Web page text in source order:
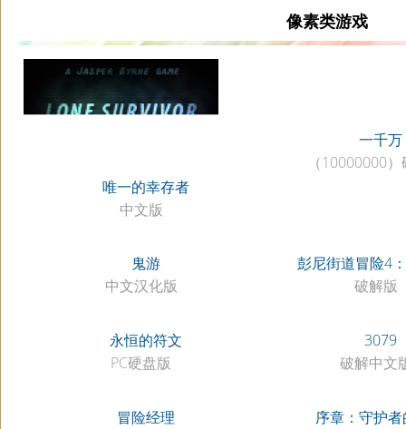
像素类游戏
唯一的幸存者
中文版
一千万
（10000000
鬼游
中文汉化版
彭尼街道冒险4
破解版
永恒的符文
PC硬盘版
3079
破解中文
冒险经理
序章：守护